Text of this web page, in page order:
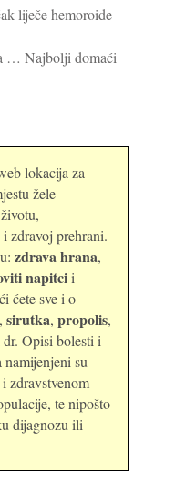
liječe hemoroide
… Najbolji domaći
lokacija za
žele
zdravoj prehrani.
zdrava hrana,
napitcii
ćete sve i o
, sirutka, propolis,
Opisi bolesti i
su
zdravstvenom
te nipošto
dijagnozu ili